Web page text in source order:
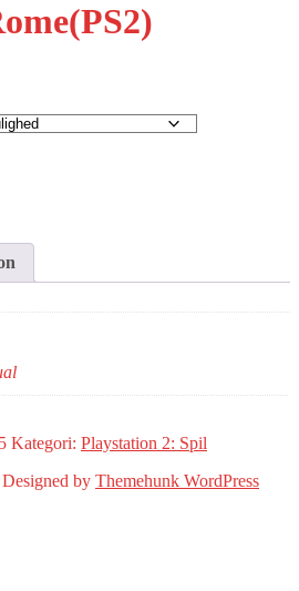
Kategori: Playstation 2: Spil
Designed by Themehunk WordPress